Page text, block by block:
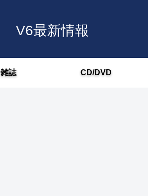
V6最新情報
雑誌 CD/DVD